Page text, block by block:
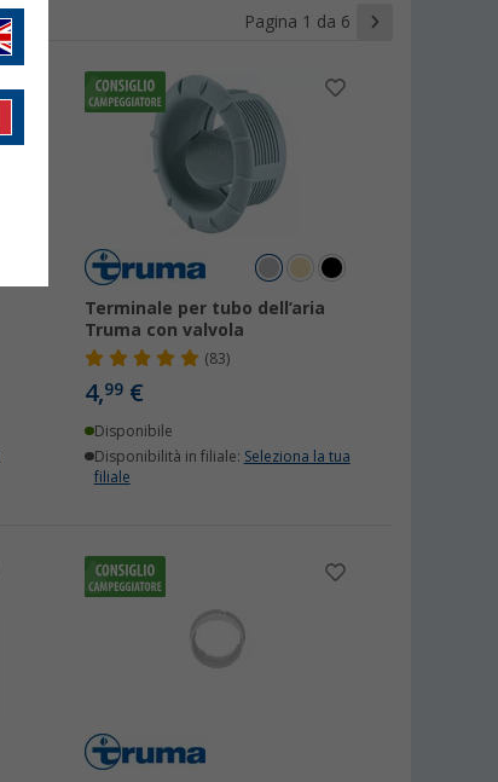
Pagina 1 da 6
Terminale per tubo dell’aria
Truma con valvola
(83)
4,99 €
Disponibile
Disponibilità in filiale: Seleziona la tua
filiale